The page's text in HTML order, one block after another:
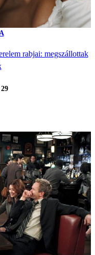
rabjai: megszállottak